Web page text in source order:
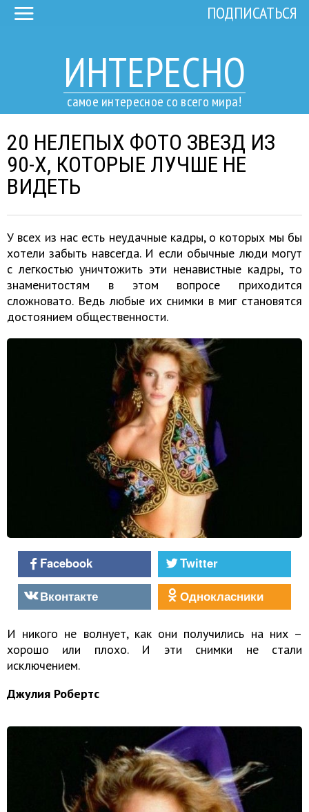
ИНТЕРЕСНО
самое интересное со всего мира!
ПОДПИСАТЬСЯ
20 НЕЛЕПЫХ ФОТО ЗВЕЗД ИЗ
90-Х, КОТОРЫЕ ЛУЧШЕ НЕ
ВИДЕТЬ
У всех из нас есть неудачные кадры, о которых мы бы
хотели забыть навсегда. И если обычные люди могут
с легкостью уничтожить эти ненавистные кадры, то
знаменитостям в этом вопросе приходится
сложновато. Ведь любые их снимки в миг становятся
достоянием общественности.
Facebook
Twitter
Вконтакте
Однокласники
И никого не волнует, как они получились на них –
хорошо или плохо. И эти снимки не стали
исключением.
Джулия Робертс